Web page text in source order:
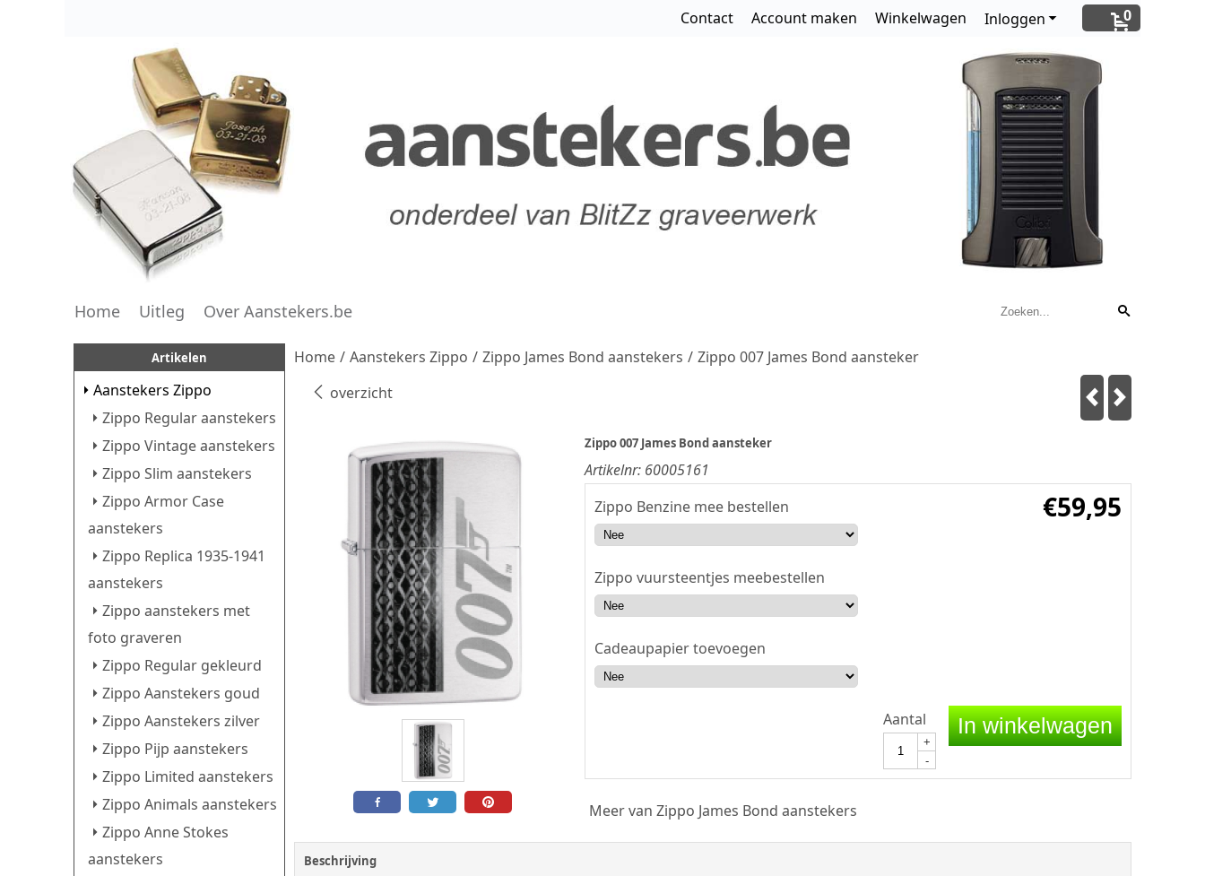
0
Inloggen
Contact Account maken Winkelwagen
Home Uitleg Over Aanstekers.be
Artikelen
Aanstekers Zippo
Zippo Regular aanstekers
Zippo Vintage aanstekers
Zippo Slim aanstekers
Zippo Armor Case
aanstekers
Zippo Replica 1935-1941
aanstekers
Zippo aanstekers met
foto graveren
Zippo Regular gekleurd
Zippo Aanstekers goud
Zippo Aanstekers zilver
Zippo Pijp aanstekers
Zippo Limited aanstekers
Zippo Animals aanstekers
Zippo Anne Stokes
aanstekers
Home / Aanstekers Zippo / Zippo James Bond aanstekers / Zippo 007 James Bond aansteker
overzicht
Zippo 007 James Bond aansteker
Artikelnr: 60005161
€59,95
Zippo Benzine mee bestellen
Zippo vuursteentjes meebestellen
Cadeaupapier toevoegen
Aantal
+
-
In winkelwagen
Meer van Zippo James Bond aanstekers
Beschrijving